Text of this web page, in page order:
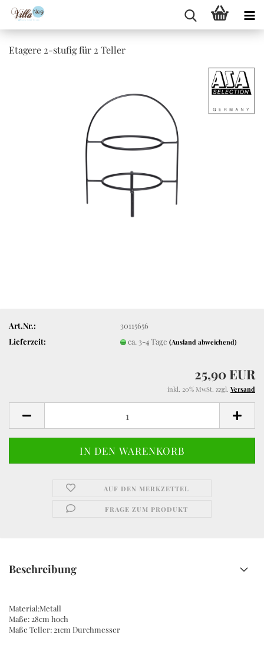
Etagere 2-stufig für 2 Teller
Art.Nr.:
30115656
Lieferzeit:
ca. 3-4 Tage(Ausland abweichend)
25,90 EUR
inkl. 20% MwSt. zzgl. Versand
AUF DEN MERKZETTEL
FRAGE ZUM PRODUKT
Beschreibung
Material:Metall
Maße: 28cm hoch
Maße Teller: 21cm Durchmesser